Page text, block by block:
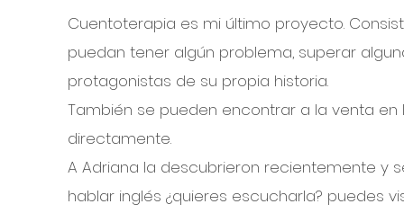
Cuentoterapia es mi último proyecto.
puedan tener algún problema, superar
protagonistas de su propia historia.
También se pueden encontrar a la venta
directamente.
A Adriana la descubrieron recientemente y
hablar inglés ¿quieres escucharla? puedes